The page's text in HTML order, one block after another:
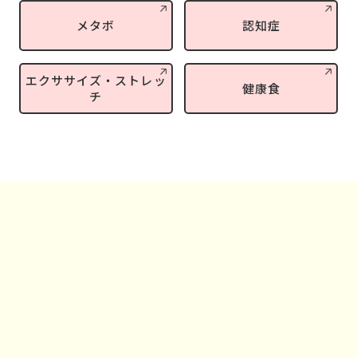
メタボ 認知症
エクササイズ・ストレッ
チ
健康食